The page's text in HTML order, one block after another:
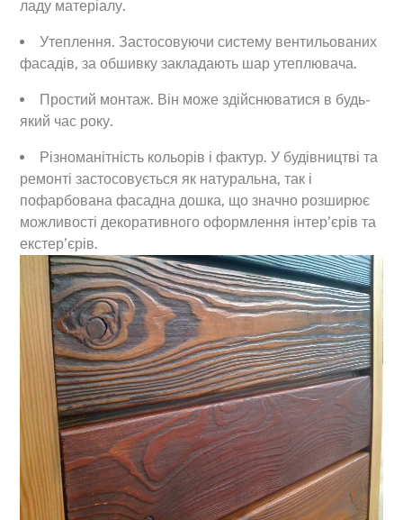
ладу матеріалу.
Утеплення. Застосовуючи систему вентильованих
фасадів, за обшивку закладають шар утеплювача.
Простий монтаж. Він може здійснюватися в будь-
який час року.
Різноманітність кольорів і фактур. У будівництві та
ремонті застосовується як натуральна, так і
пофарбована фасадна дошка, що значно розширює
можливості декоративного оформлення інтер’єрів та
екстер’єрів.